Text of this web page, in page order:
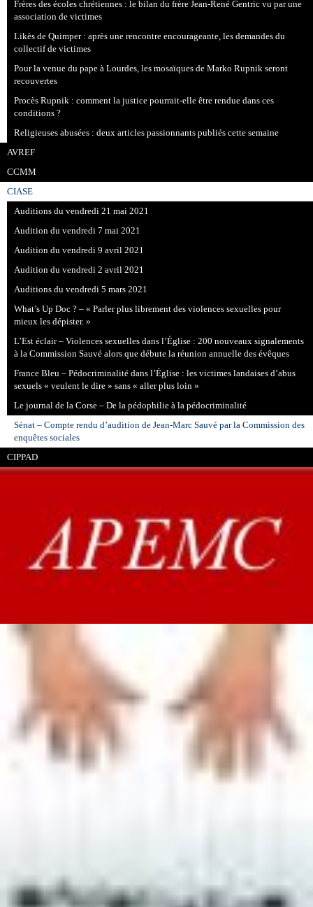
Frères des écoles chrétiennes : le bilan du frère Jean-René Gentric vu par une
association de victimes
Likès de Quimper : après une rencontre encourageante, les demandes du
collectif de victimes
Pour la venue du pape à Lourdes, les mosaïques de Marko Rupnik seront
recouvertes
Procès Rupnik : comment la justice pourrait-elle être rendue dans ces
conditions ?
Religieuses abusées : deux articles passionnants publiés cette semaine
AVREF
CCMM
CIASE
Auditions du vendredi 21 mai 2021
Audition du vendredi 7 mai 2021
Audition du vendredi 9 avril 2021
Audition du vendredi 2 avril 2021
Auditions du vendredi 5 mars 2021
What’s Up Doc ? – « Parler plus librement des violences sexuelles pour
mieux les dépister. »
L’Est éclair – Violences sexuelles dans l’Église : 200 nouveaux signalements
à la Commission Sauvé alors que débute la réunion annuelle des évêques
France Bleu – Pédocriminalité dans l’Église : les victimes landaises d’abus
sexuels « veulent le dire » sans « aller plus loin »
Le journal de la Corse – De la pédophilie à la pédocriminalité
Sénat – Compte rendu d’audition de Jean-Marc Sauvé par la Commission des
enquêtes sociales
CIPPAD